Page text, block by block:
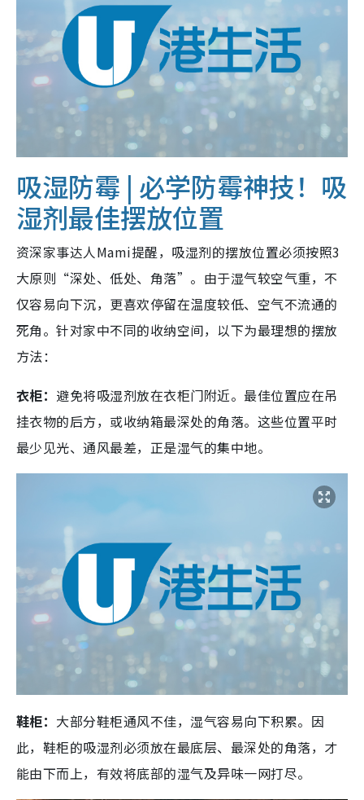
吸湿防霉 | 必学防霉神技！吸
湿剂最佳摆放位置
资深家事达人Mami提醒，吸湿剂的摆放位置必须按照3
大原则“深处、低处、角落”。由于湿气较空气重，不
仅容易向下沉，更喜欢停留在温度较低、空气不流通的
死角。针对家中不同的收纳空间，以下为最理想的摆放
方法：
衣柜： 避免将吸湿剂放在衣柜门附近。最佳位置应在吊
挂衣物的后方，或收纳箱最深处的角落。这些位置平时
最少见光、通风最差，正是湿气的集中地。
鞋柜： 大部分鞋柜通风不佳，湿气容易向下积累。因
此，鞋柜的吸湿剂必须放在最底层、最深处的角落，才
能由下而上，有效将底部的湿气及异味一网打尽。